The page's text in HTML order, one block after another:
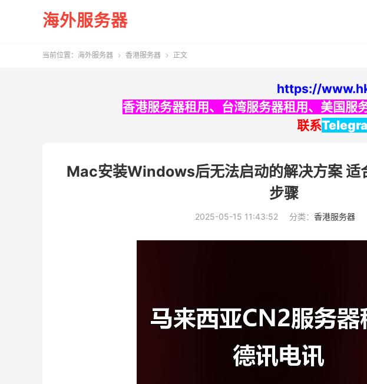
海外服务器
当前位置： 海外服务器  香港服务器  正文
https://
香港服务器租用、 台湾服务器租用、 美国服
联系
Mac安装Windows后无法启动的解决方案
步骤
2025-05-15 11:43:52 分类： 香港服务器